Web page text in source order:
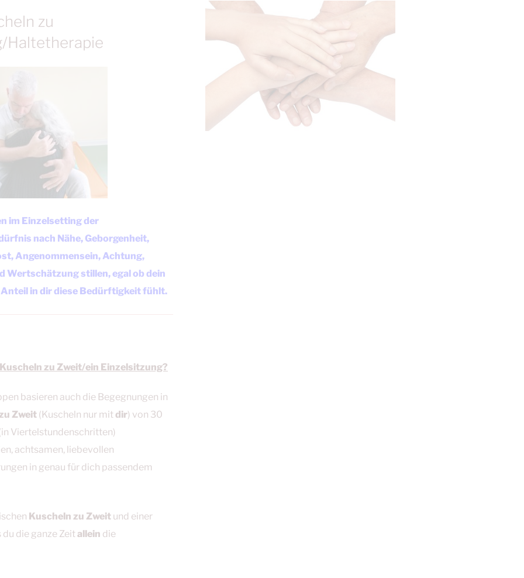
zu
Haltetherapie
im Einzelsetting der
nach Nähe, Geborgenheit,
Angenommensein, Achtung,
Wertschätzung stillen, egal ob dein
in dir diese Bedürftigkeit fühlt.
zu Zweit/ein Einzelsitzung?
basieren auch die Begegnungen in
Zweit (Kuscheln nur mit dir) von 30
Viertelstundenschritten)
achtsamen, liebevollen
in genau für dich passendem
Kuscheln zu Zweit und einer
die ganze Zeitallein die